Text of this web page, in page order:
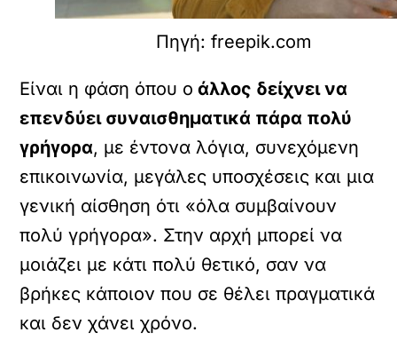
Πηγή: freepik.com
Είναι η φάση όπου ο άλλος δείχνει να
επενδύει συναισθηματικά πάρα πολύ
γρήγορα, με έντονα λόγια, συνεχόμενη
επικοινωνία, μεγάλες υποσχέσεις και μια
γενική αίσθηση ότι «όλα συμβαίνουν
πολύ γρήγορα». Στην αρχή μπορεί να
μοιάζει με κάτι πολύ θετικό, σαν να
βρήκες κάποιον που σε θέλει πραγματικά
και δεν χάνει χρόνο.